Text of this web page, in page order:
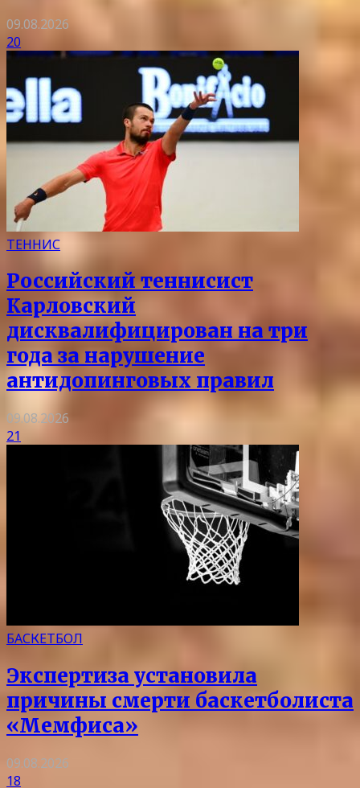
09.08.2026
20
ТЕННИС
Российский теннисист
Карловский
дисквалифицирован на три
года за нарушение
антидопинговых правил
09.08.2026
21
БАСКЕТБОЛ
Экспертиза установила
причины смерти баскетболиста
«Мемфиса»
09.08.2026
18